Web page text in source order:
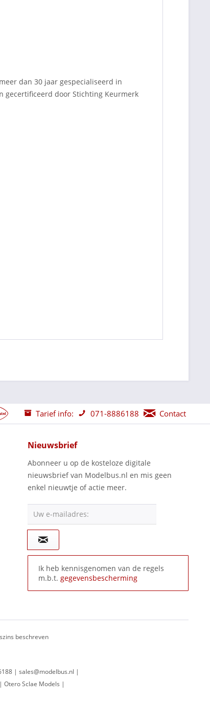
dan 30 jaar gespecialiseerd in
gecertificeerd door Stichting Keurmerk
Tarief info: 071-8886188 Contact
Nieuwsbrief
Abonneer u op de kosteloze digitale
nieuwsbrief van Modelbus.nl en mis geen
enkel nieuwtje of actie meer.
Uw e-mailadres:
Ik heb kennisgenomen van de regels
m.b.t. gegevensbescherming
beschreven
| sales@modelbus.nl |
Otero Sclae Models |